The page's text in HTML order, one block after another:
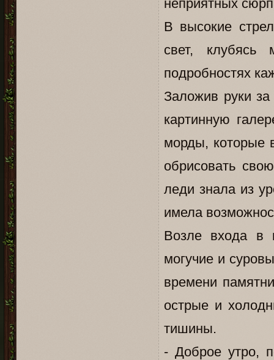
неприятных
В высокие
свет, клубясь
подробностях
Заложив руки
картинную
морды, которые
обрисовать
леди знала из
имела
Возле входа в
могучие и
времени
острые и
тишины.
- Доброе утро,